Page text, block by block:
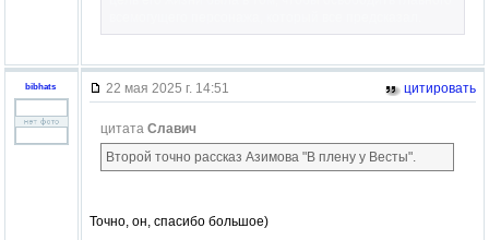
bibhats 22 мая 2025 г. 14:51 цитировать
цитата Славич
Второй точно рассказ Азимова "В плену у Весты".
Точно, он, спасибо большое)